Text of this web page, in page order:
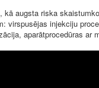
kā augsta riska
virspusējas injekciju
aparātprocedūras ar